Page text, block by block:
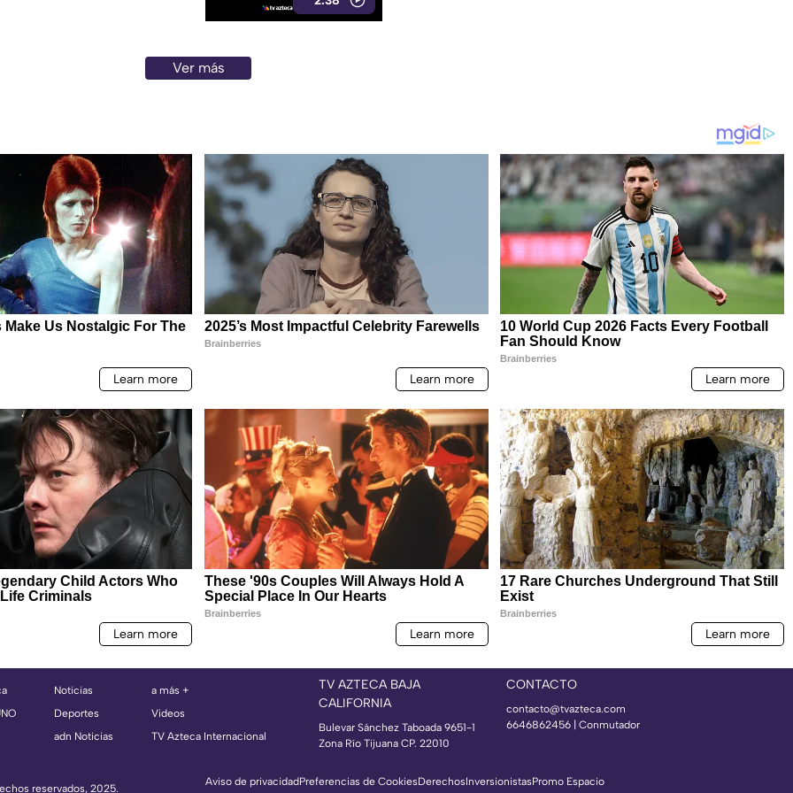
Ver más
Noticias
Deportes
adn Noticias
a más +
Videos
TV Azteca Internacional
TV AZTECA BAJA
CALIFORNIA
Bulevar Sánchez Taboada 9651-1
Zona Río Tijuana CP. 22010
CONTACTO
contacto@tvazteca.com
6646862456 | Conmutador
reservados, 2025.
Aviso de privacidadPreferencias de CookiesDerechosInversionistasPromo Espacio